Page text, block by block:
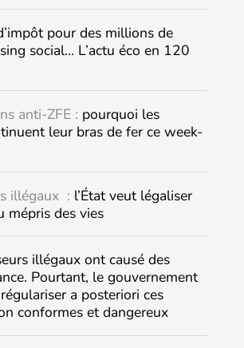
pour des millions de
social… L’actu éco en 120
anti-ZFE : pourquoi les
leur bras de fer ce week-
illégaux : l’État veut légaliser
mépris des vies
illégaux ont causé des
Pourtant, le gouvernement
a posteriori ces
conformes et dangereux